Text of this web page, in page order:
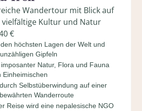
Wandertour mit Blick auf
vielfältige Kultur und Natur
€
höchsten Lagen der Welt und
Gipfeln
Natur, Flora und Fauna
Einheimischen
Selbstüberwindung auf einer
Wanderroute
Reise wird eine nepalesische NGO